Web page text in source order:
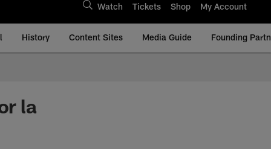
Watch Tickets Shop My Account
History Content Sites Media Guide Founding
la